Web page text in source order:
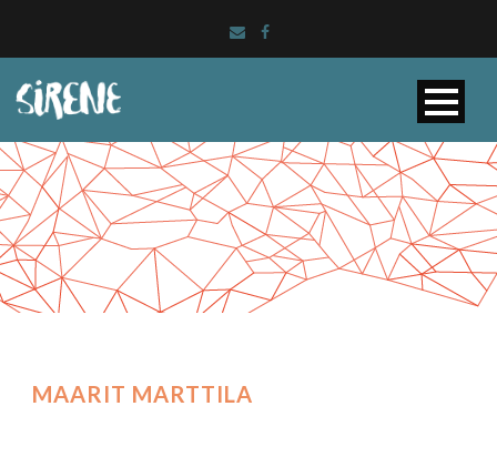
MAARIT MARTTILA